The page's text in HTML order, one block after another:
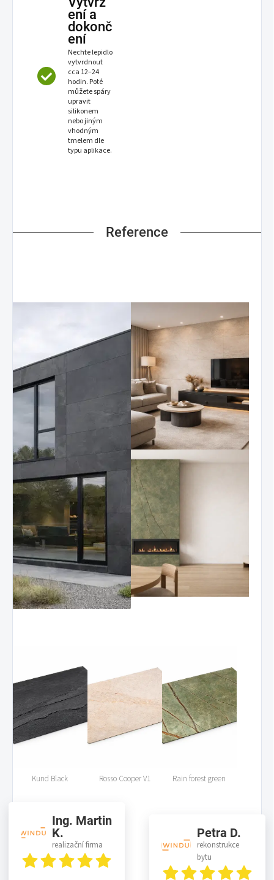
ení a
dokonč
ení
Nechte lepidlo
vytvrdnout
cca 12–24
hodin. Poté
můžete spáry
upravit
silikonem
nebo jiným
vhodným
tmelem dle
typu aplikace.
Reference
Kund Black Rosso Cooper V1 Rain forest green
Ing. Martin
K.
realizační firma
Petra D.
rekonstrukce
bytu